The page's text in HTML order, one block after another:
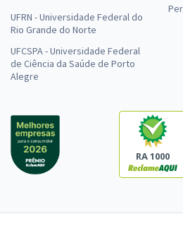
UFRN - Universidade Federal do
Rio Grande do Norte
UFCSPA - Universidade Federal
de Ciência da Saúde de Porto
Alegre
RA 1000